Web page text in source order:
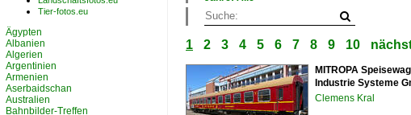
Bahnbilder-Treffen
Italien
Österreich
Schweiz
Alle Jahre
2000
2020
1 2 3 4 5 6 7 8 9 10
MITROPA
Industrie Systeme
Clemens Kral
Tier-fotos.eu
Ägypten
Albanien
Algerien
Argentinien
Armenien
Aserbaidschan
Australien
Bahnbilder-Treffen